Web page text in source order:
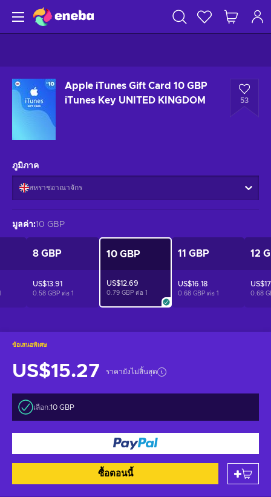
Apple iTunes Gift Card 10 GBP
iTunes Key UNITED KINGDOM
53
ข้อเสนอพิเศษ
US$15.27 ราคายังไม่สิ้นสุด
เลือก:10 GBP
ซื้อตอนนี้
ภูมิภาค
สหราชอาณาจักร
มูลค่า:10 GBP
8 GBP
US$13.91
0.58 GBP ต่อ 1
10 GBP
US$12.69
0.79 GBP ต่อ 1
11 GBP
US$16.18
0.68 GBP ต่อ 1
12
0.68